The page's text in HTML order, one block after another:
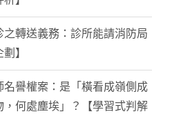
轉送義務：診所能請消防局
】
名譽權案：是「橫看成嶺側成
何處塵埃」？【學習式判解